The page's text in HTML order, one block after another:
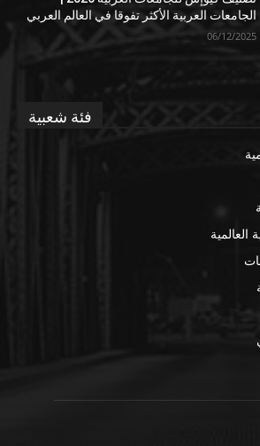
الجامعات العربية الأكثر تفوقا في العالم العربي
06/12/2025
فئة شعبية
العالمية